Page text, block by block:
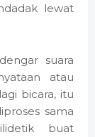
lewat
suara
atau
bicara, itu
sama
buat